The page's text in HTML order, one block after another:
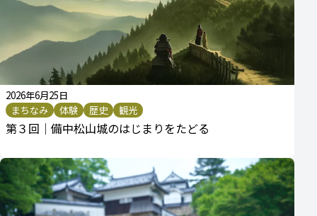
2026年6月25日
まちなみ
体験 歴史 観光
第３回｜備中松山城のはじまりをたどる